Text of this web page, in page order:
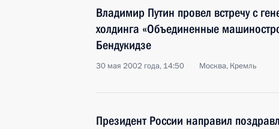
Владимир Путин провел встречу с
холдинга «Объединенные
Бендукидзе
30 мая 2002 года, 14:50 Москва, Кремль
Президент России направил